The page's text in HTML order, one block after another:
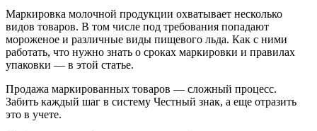
Маркировка молочной продукции охватывает несколько
видов товаров. В том числе под требования попадают
мороженое и различные виды пищевого льда. Как с ними
работать, что нужно знать о сроках маркировки и правилах
упаковки — в этой статье.
Продажа маркированных товаров — сложный процесс.
Забить каждый шаг в систему Честный знак, а еще отразить
это в учете.